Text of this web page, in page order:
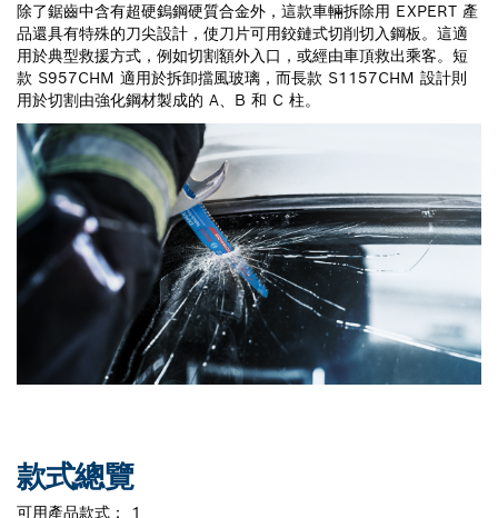
除了鋸齒中含有超硬鎢鋼硬質合金外，這款車輛拆除用 EXPERT 產
品還具有特殊的刀尖設計，使刀片可用鉸鏈式切削切入鋼板。這適
用於典型救援方式，例如切割額外入口，或經由車頂救出乘客。短
款 S957CHM 適用於拆卸擋風玻璃，而長款 S1157CHM 設計則
用於切割由強化鋼材製成的 A、B 和 C 柱。
款式總覽
可用產品款式： 1